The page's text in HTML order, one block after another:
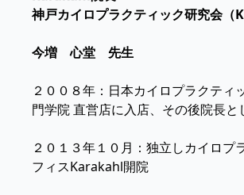
神戸カイロプラクティック研究会（
今増 心堂 先生
２００８年：日本カイロプラクティ
門学院 直営店に入店、その後院長と
２０１３年１０月：独立しカイロプ
フィスKarakahl開院